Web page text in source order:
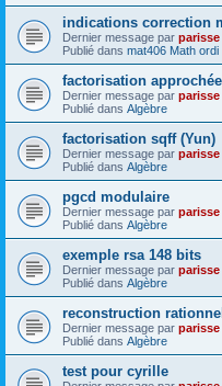
indications correction
Dernier message par parisse
Publié dans mat406 Math ordi
factorisation
Dernier message par parisse
Publié dans Algèbre
factorisation sqff (Yun)
Dernier message par parisse
Publié dans Algèbre
pgcd modulaire
Dernier message par parisse
Publié dans Algèbre
exemple rsa 148 bits
Dernier message par parisse
Publié dans Algèbre
reconstruction
Dernier message par parisse
Publié dans Algèbre
test pour cyrille